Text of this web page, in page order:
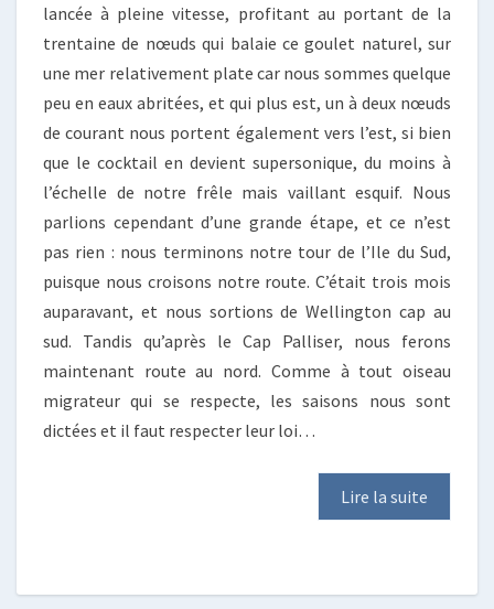
lancée à pleine vitesse, profitant au portant de la
trentaine de nœuds qui balaie ce goulet naturel, sur
une mer relativement plate car nous sommes quelque
peu en eaux abritées, et qui plus est, un à deux nœuds
de courant nous portent également vers l’est, si bien
que le cocktail en devient supersonique, du moins à
l’échelle de notre frêle mais vaillant esquif. Nous
parlions cependant d’une grande étape, et ce n’est
pas rien : nous terminons notre tour de l’Ile du Sud,
puisque nous croisons notre route. C’était trois mois
auparavant, et nous sortions de Wellington cap au
sud. Tandis qu’après le Cap Palliser, nous ferons
maintenant route au nord. Comme à tout oiseau
migrateur qui se respecte, les saisons nous sont
dictées et il faut respecter leur loi…
Lire la suite